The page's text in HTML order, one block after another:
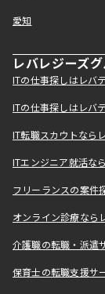
愛知
レバレジーズ
ITの仕事探しはレバ
ITの仕事探しはレバ
IT転職スカウトなら
ITエンジニア就活な
フリーランスの案件
オンライン診療なら
介護職の転職・派遣
保育士の転職支援サ